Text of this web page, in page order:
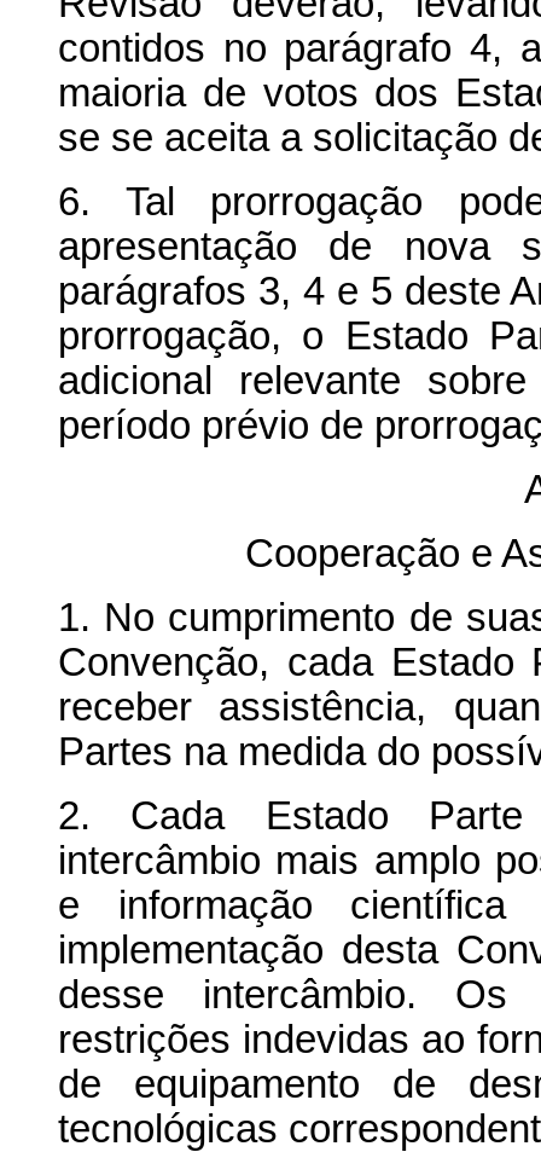
contidos no parágrafo 4,
maioria de votos dos
se se aceita a solicitação
6. Tal prorrogação
apresentação de nova
parágrafos 3, 4 e 5 deste
prorrogação, o Estado
adicional relevante
período prévio de
Cooperação e
1. No cumprimento de
Convenção, cada
receber assistência,
Partes na medida do
2. Cada Estado
intercâmbio mais amplo
e informação
implementação desta
desse intercâmbio.
restrições indevidas ao
de equipamento de
tecnológicas